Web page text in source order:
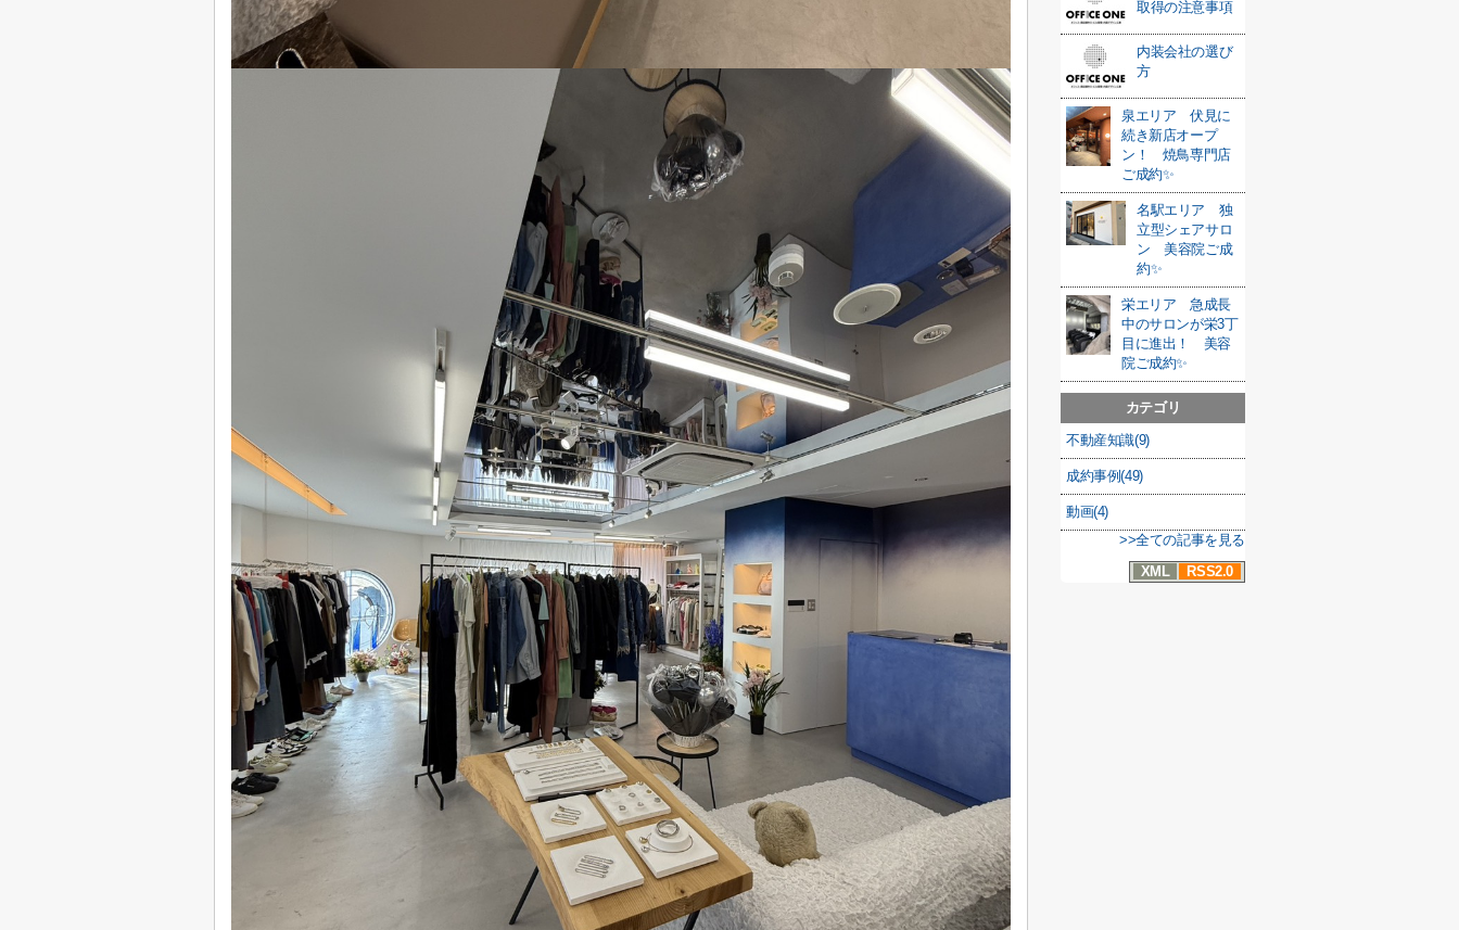
取得の注意事項
内装会社の選び
方
泉エリア 伏見に
続き新店オープ
ン！ 焼鳥専門店
ご成約✨
名駅エリア 独
立型シェアサロ
ン 美容院ご成
約✨
栄エリア 急成長
中のサロンが栄3丁
目に進出！ 美容
院ご成約✨
カテゴリ
不動産知識(9)
成約事例(49)
動画(4)
>>全ての記事を見る
XML
RSS2.0